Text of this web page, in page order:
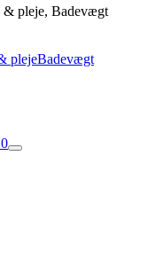
& pleje, Badevægt
plejeBadevægt
0